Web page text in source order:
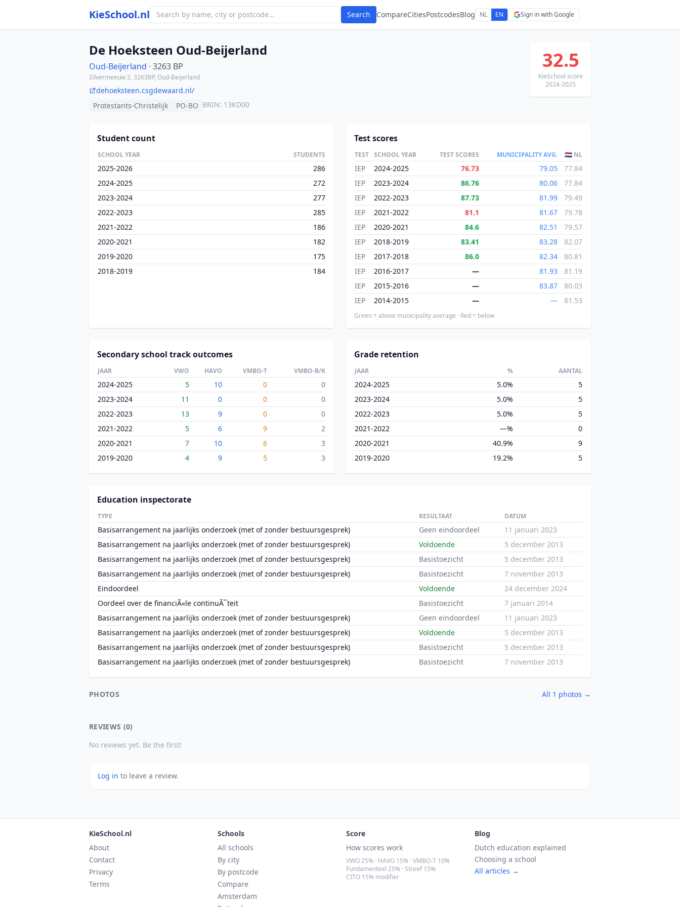
KieSchool.nl Search CompareCitiesPostcodesBlog NL EN Sign in with Google
De Hoeksteen Oud-Beijerland
Oud-Beijerland · 3263 BP
Zilvermeeuw 2, 3263BP, Oud-Beijerland
dehoeksteen.csgdewaard.nl/
Protestants-Christelijk
PO-BO BRIN: 13KD00
32.5
KieSchool score
2024-2025
Student count
SCHOOL YEAR STUDENTS
2025-2026
286
2024-2025
272
2023-2024
277
2022-2023
285
2021-2022
186
2020-2021
182
2019-2020
175
2018-2019
184
Test scores
TEST SCHOOL YEAR TEST SCORES MUNICIPALITY AVG. 🇳🇱 NL
IEP 2024-2025 76.73 79.05
77.84
IEP
2023-2024 86.76 80.06
77.84
IEP
2022-2023 87.73 81.99
79.49
IEP
2021-2022 81.1 81.67
79.78
IEP
2020-2021 84.6 82.51
79.57
IEP
2018-2019 83.41 83.28
82.07
IEP
2017-2018 86.0 82.34
80.81
IEP
2016-2017 — 81.93
81.19
IEP
2015-2016 — 83.87
80.03
IEP
2014-2015 — — 81.53
Green = above municipality average · Red = below
Secondary school track outcomes
JAAR VWO HAVO VMBO-T VMBO-B/K
2024-2025 5 10 0
0
2023-2024
11 0 0
0
2022-2023
13 9 0
0
2021-2022
5 6 9
2
2020-2021
7 10 6
3
2019-2020
4 9 5 3
Grade retention
JAAR % AANTAL
2024-2025 5.0%
5
2023-2024
5.0%
5
2022-2023
5.0%
5
2021-2022
—%
0
2020-2021
40.9%
9
2019-2020
19.2% 5
Education inspectorate
TYPE RESULTAAT DATUM
Basisarrangement na jaarlijks onderzoek (met of zonder bestuursgesprek) Geen eindoordeel
11 januari 2023
Basisarrangement na jaarlijks onderzoek (met of zonder bestuursgesprek)
Voldoende
5 december 2013
Basisarrangement na jaarlijks onderzoek (met of zonder bestuursgesprek)
Basistoezicht
5 december 2013
Basisarrangement na jaarlijks onderzoek (met of zonder bestuursgesprek)
Basistoezicht
7 november 2013
Eindoordeel
Voldoende
24 december 2024
Oordeel over de financiÃ«le continuÃ¯teit
Basistoezicht
7 januari 2014
Basisarrangement na jaarlijks onderzoek (met of zonder bestuursgesprek)
Geen eindoordeel
11 januari 2023
Basisarrangement na jaarlijks onderzoek (met of zonder bestuursgesprek)
Voldoende
5 december 2013
Basisarrangement na jaarlijks onderzoek (met of zonder bestuursgesprek)
Basistoezicht
5 december 2013
Basisarrangement na jaarlijks onderzoek (met of zonder bestuursgesprek)
Basistoezicht 7 november 2013
PHOTOS All 1 photos →
REVIEWS (0)
No reviews yet. Be the first!
Log in to leave a review.
KieSchool.nl
About
Contact
Privacy
Terms
Schools
All schools
By city
By postcode
Compare
Amsterdam
Score
How scores work
VWO 25% · HAVO 15% · VMBO-T 10%
Fundamenteel 25% · Streef 15%
CITO 15% modifier
Blog
Dutch education explained
Choosing a school
All articles →